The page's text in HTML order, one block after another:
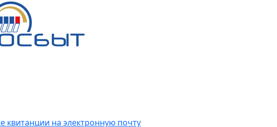
квитанции на электронную почту